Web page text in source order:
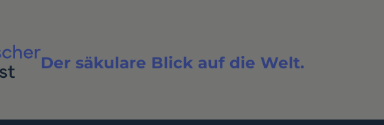
Der säkulare Blick auf die Welt.